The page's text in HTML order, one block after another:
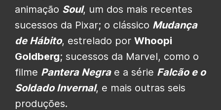
animação Soul, um dos mais recentes
sucessos da Pixar; o clássico Mudança
de Hábito, estrelado por Whoopi
Goldberg; sucessos da Marvel, como o
filme Pantera Negrae a série Falcão e o
Soldado Invernal, e mais outras seis
produções.